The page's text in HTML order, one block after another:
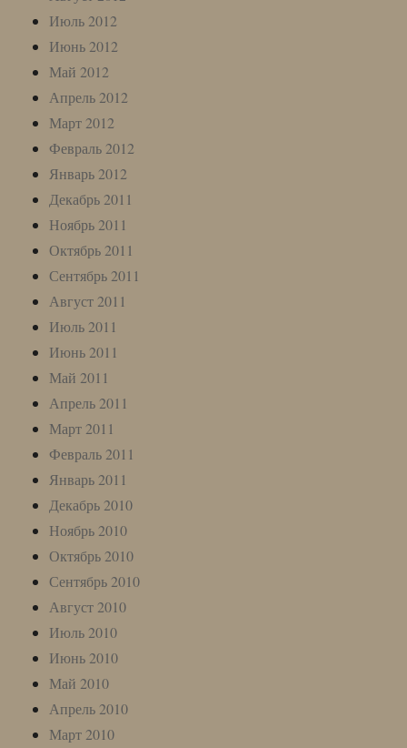
Июль 2012
Июнь 2012
Май 2012
Апрель 2012
Март 2012
Февраль 2012
Январь 2012
Декабрь 2011
Ноябрь 2011
Октябрь 2011
Сентябрь 2011
Август 2011
Июль 2011
Июнь 2011
Май 2011
Апрель 2011
Март 2011
Февраль 2011
Январь 2011
Декабрь 2010
Ноябрь 2010
Октябрь 2010
Сентябрь 2010
Август 2010
Июль 2010
Июнь 2010
Май 2010
Апрель 2010
Март 2010